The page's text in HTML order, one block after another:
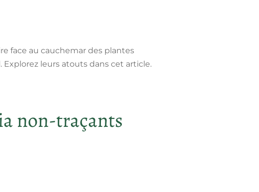
face au cauchemar des plantes
Explorez leurs atouts dans cet article.
non-traçants